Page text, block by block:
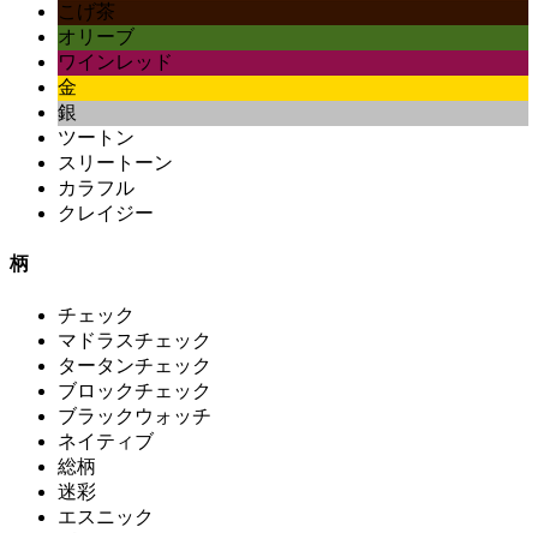
こげ茶
オリーブ
ワインレッド
金
銀
ツートン
スリートーン
カラフル
クレイジー
柄
チェック
マドラスチェック
タータンチェック
ブロックチェック
ブラックウォッチ
ネイティブ
総柄
迷彩
エスニック